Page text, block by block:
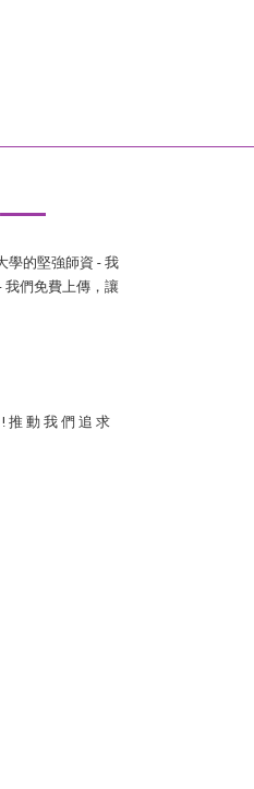
學的堅強師資 - 我
我們免費上傳，讓
推 動 我 們 追 求